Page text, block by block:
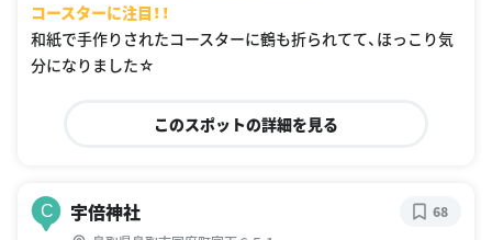
コースターに注目！！
和紙で手作りされたコースターに鶴も折られてて、ほっこり気
分になりました☆
このスポットの詳細を見る
C 宇倍神社 68